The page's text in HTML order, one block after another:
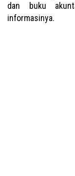
dan buku
informasinya.